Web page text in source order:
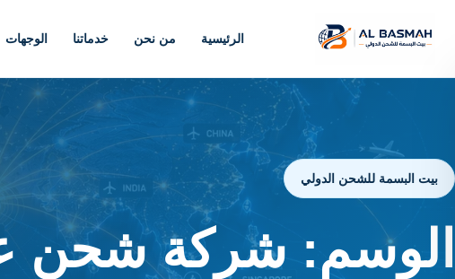
الرئيسية من نحن خدماتنا الوجهات
بيت البسمة للشحن الدولي
الوسم: شركة شحن